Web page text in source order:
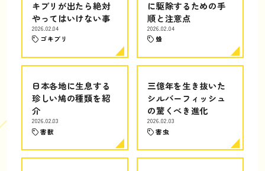
キブリが出たら絶対
やってはいけない事
2026.02.04
ゴキブリ
に駆除するための手
順と注意点
2026.02.04
蜂
日本各地に生息する
珍しい鳩の種類を紹
介
2026.02.03
害獣
三億年を生き抜いた
シルバーフィッシュ
の驚くべき進化
2026.02.03
害虫